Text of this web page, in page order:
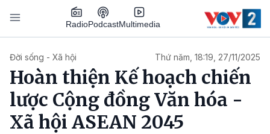
Nhảy đến nội dung
RadioPodcastMultimedia
Đời sống - Xã hội Thứ năm, 18:19, 27/11/2025
Hoàn thiện Kế hoạch chiến
lược Cộng đồng Văn hóa -
Xã hội ASEAN 2045